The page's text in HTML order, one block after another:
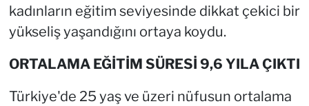
kadınların eğitim seviyesinde dikkat çekici bir
yükseliş yaşandığını ortaya koydu.
ORTALAMA EĞİTİM SÜRESİ 9,6 YILA ÇIKTI
Türkiye'de 25 yaş ve üzeri nüfusun ortalama